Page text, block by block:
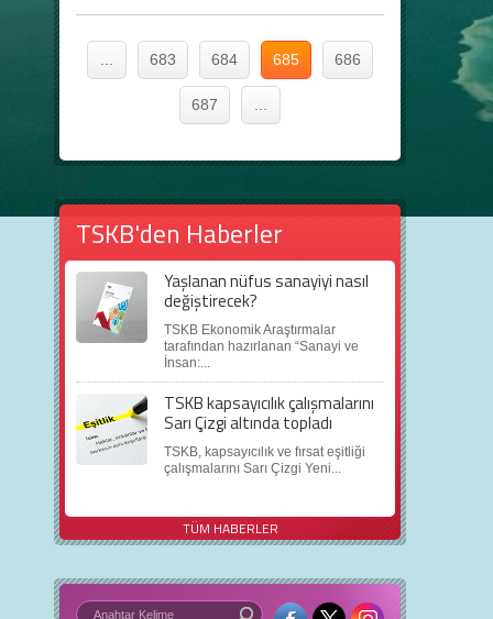
683 684 685 686
687
TSKB'den Haberler
Yaşlanan nüfus sanayiyi nasıl
değiştirecek?
TSKB Ekonomik Araştırmalar
tarafından hazırlanan “Sanayi ve
İnsan:...
TSKB kapsayıcılık çalışmalarını
Sarı Çizgi altında topladı
TSKB, kapsayıcılık ve fırsat eşitliği
çalışmalarını Sarı Çizgi Yeni...
TÜM HABERLER